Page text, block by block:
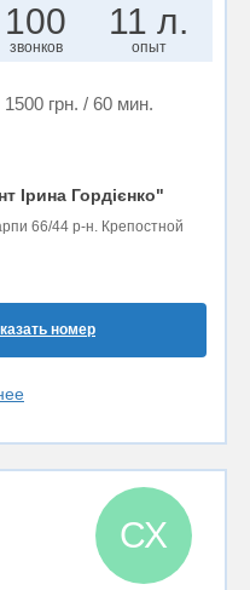
100
звонков
11 л.
опыт
1500 грн. / 60 мин.
Ірина Гордієнко"
66/44 р-н. Крепостной
номер
СХ